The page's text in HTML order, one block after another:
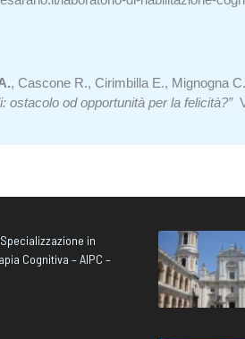
, Cascone R., Cirimbilla E., Mignogna
ostacolo od opportunità per la felicità?”
in
Cognitiva – AIPC –